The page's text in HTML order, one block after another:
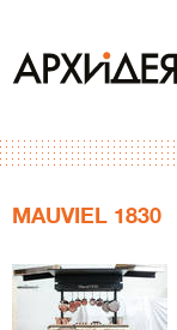
MAUVIEL 1830